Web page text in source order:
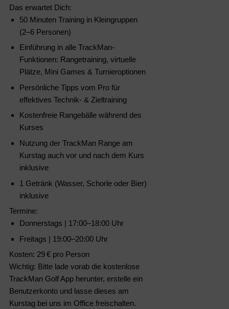
Das erwartet Dich:
50 Minuten Training in Kleingruppen
(2–6 Personen)
Einführung in alle TrackMan-
Funktionen: Rangetraining, virtuelle
Plätze, Mini Games & Turnieroptionen
Persönliche Tipps vom Pro für
effektives Technik- & Zieltraining
Kostenfreie Rangebälle während des
Kurses
Nutzung der TrackMan Range am
Kurstag auch vor und nach dem Kurs
inklusive
1 Getränk (Wasser, Schorle oder Bier)
inklusive
Termine:
Donnerstags | 17:00–18:00 Uhr
Freitags | 19:00–20:00 Uhr
Kosten: 29€ pro Person
Wichtig: Bitte lade vorab die kostenlose
TrackMan Golf Appherunter, erstelle ein
Benutzerkonto und lasse dieses am
Kurstag bei uns im Office freischalten.